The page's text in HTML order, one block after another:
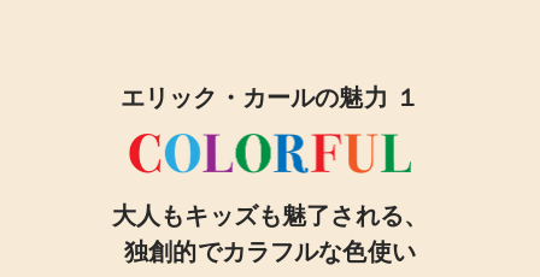
エリック・カールの魅力 １
大人もキッズも魅了される、
独創的でカラフルな色使い